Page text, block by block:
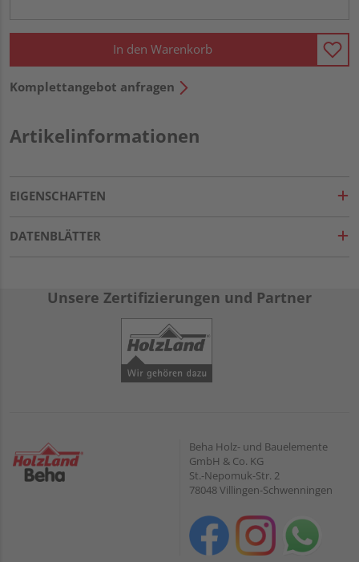
In den Warenkorb
Komplettangebot anfragen
Artikelinformationen
EIGENSCHAFTEN
DATENBLÄTTER
Unsere Zertifizierungen und Partner
Beha Holz- und Bauelemente
GmbH & Co. KG
St.-Nepomuk-Str. 2
78048 Villingen-Schwenningen